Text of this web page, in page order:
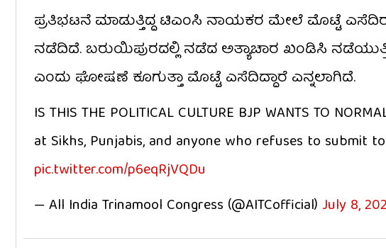
ಪ್ರತಿಭಟನೆ ಮಾಡುತ್ತಿದ್ದ ಟಿಎಂಸಿ ನಾಯಕರ ಮೇಲೆ ಮೊಟ್ಟೆ
ನಡೆದಿದೆ. ಬರುಯಿಪುರದಲ್ಲಿ ನಡೆದ ಅತ್ಯಾಚಾರ ಖಂಡಿಸಿ
ಎಂದು ಘೋಷಣೆ ಕೂಗುತ್ತಾ ಮೊಟ್ಟೆ ಎಸೆದಿದ್ದಾರೆ ಎನ್ನಲಾಗಿದೆ.
IS THIS THE POLITICAL CULTURE BJP WANTS TO
at Sikhs, Punjabis, and anyone who refuses to submit to
pic.twitter.com/p6eqRjVQDu
— All India Trinamool Congress (@AITCofficial) July 8,